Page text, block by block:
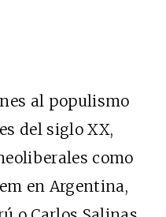
al populismo
del siglo XX,
como
en Argentina,